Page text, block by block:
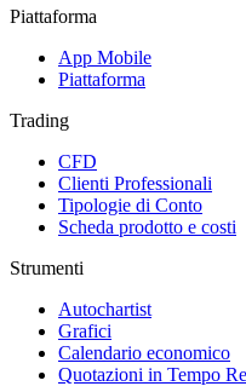
Piattaforma
App Mobile
Piattaforma
Trading
CFD
Clienti Professionali
Tipologie di Conto
Scheda prodotto e costi
Strumenti
Autochartist
Grafici
Calendario economico
Quotazioni in Tempo